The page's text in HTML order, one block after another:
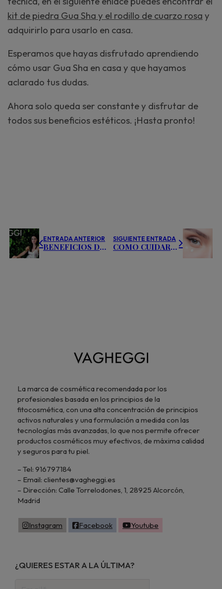
kit de piedra Gua Sha y el rodillo de cuarzo rosa y
adquirirlo para usarlo en casa.
Esperamos que hayas disfrutado aprendiendo
cómo usar Gua Sha en casa y que hayamos
aclarado tus dudas.
Ahora solo queda ser constante y disfrutar de
todos sus beneficios estéticos. ¡Hasta pronto!
ENTRADA ANTERIOR
BENEFICIOS DE LA COSMÉTICA NATURAL
SIGUIENTE ENTRADA
COMO CUIDAR EL CONTORNO DE OJOS Y REJUVENECER LA MIRADA
La marca de cosmética recomendada por los
profesionales basada en los principios de la
fitocosmética, con una alta concentración de principios
activos naturales y una formulación a medida con las
tecnologías más avanzadas, lo que nos permite ofrecer
productos cosméticos muy efectivos, de máxima calidad
y seguros para tu piel.
– Tel: 916797184
– Email: clientes@vagheggi.es
– Dirección: Calle Torrelodones, 1, 28925 Alcorcón,
Madrid
Instagram Facebook Youtube
¿QUIERES ESTAR A LA ÚLTIMA?